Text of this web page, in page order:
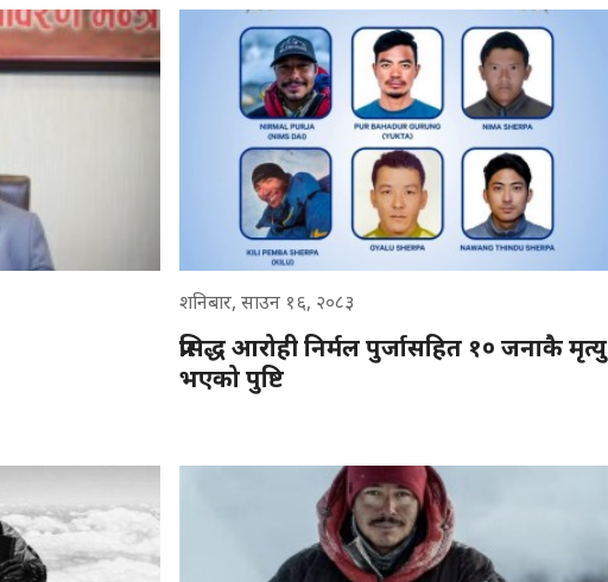
शनिबार, साउन १६, २०८३
प्रसिद्ध आरोही निर्मल पुर्जासहित १० जनाकै मृत्यु
भएको पुष्टि